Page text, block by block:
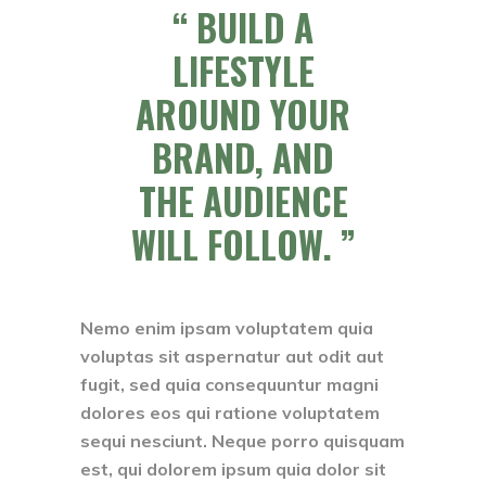
BUILD A
LIFESTYLE
AROUND YOUR
BRAND, AND
THE AUDIENCE
WILL FOLLOW.
Nemo enim ipsam voluptatem quia
voluptas sit aspernatur aut odit aut
fugit, sed quia consequuntur magni
dolores eos qui ratione voluptatem
sequi nesciunt. Neque porro quisquam
est, qui dolorem ipsum quia dolor sit